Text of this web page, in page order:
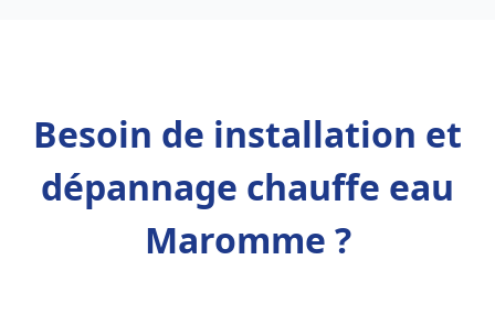
Besoin de installation et
dépannage chauffe eau
Maromme ?